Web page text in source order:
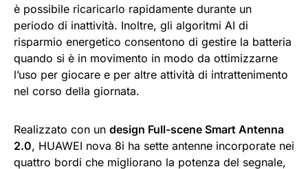
è possibile ricaricarlo rapidamente durante un
periodo di inattività. Inoltre, gli algoritmi AI di
risparmio energetico consentono di gestire la batteria
quando si è in movimento in modo da ottimizzarne
l’uso per giocare e per altre attività di intrattenimento
nel corso della giornata.
Realizzato con un design Full-scene Smart Antenna
2.0, HUAWEI nova 8i ha sette antenne incorporate nei
quattro bordi che migliorano la potenza del segnale,